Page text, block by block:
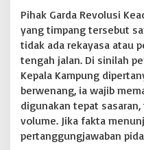
u
i
T
e
r
a
n
c
a
m
Pihak Garda Revolusi
yang timpang tersebut
tidak ada rekayasa atau
tengah jalan. Di sinilah
Kepala Kampung
berwenang, ia wajib
digunakan tepat
volume. Jika fakta
pertanggungjawaban